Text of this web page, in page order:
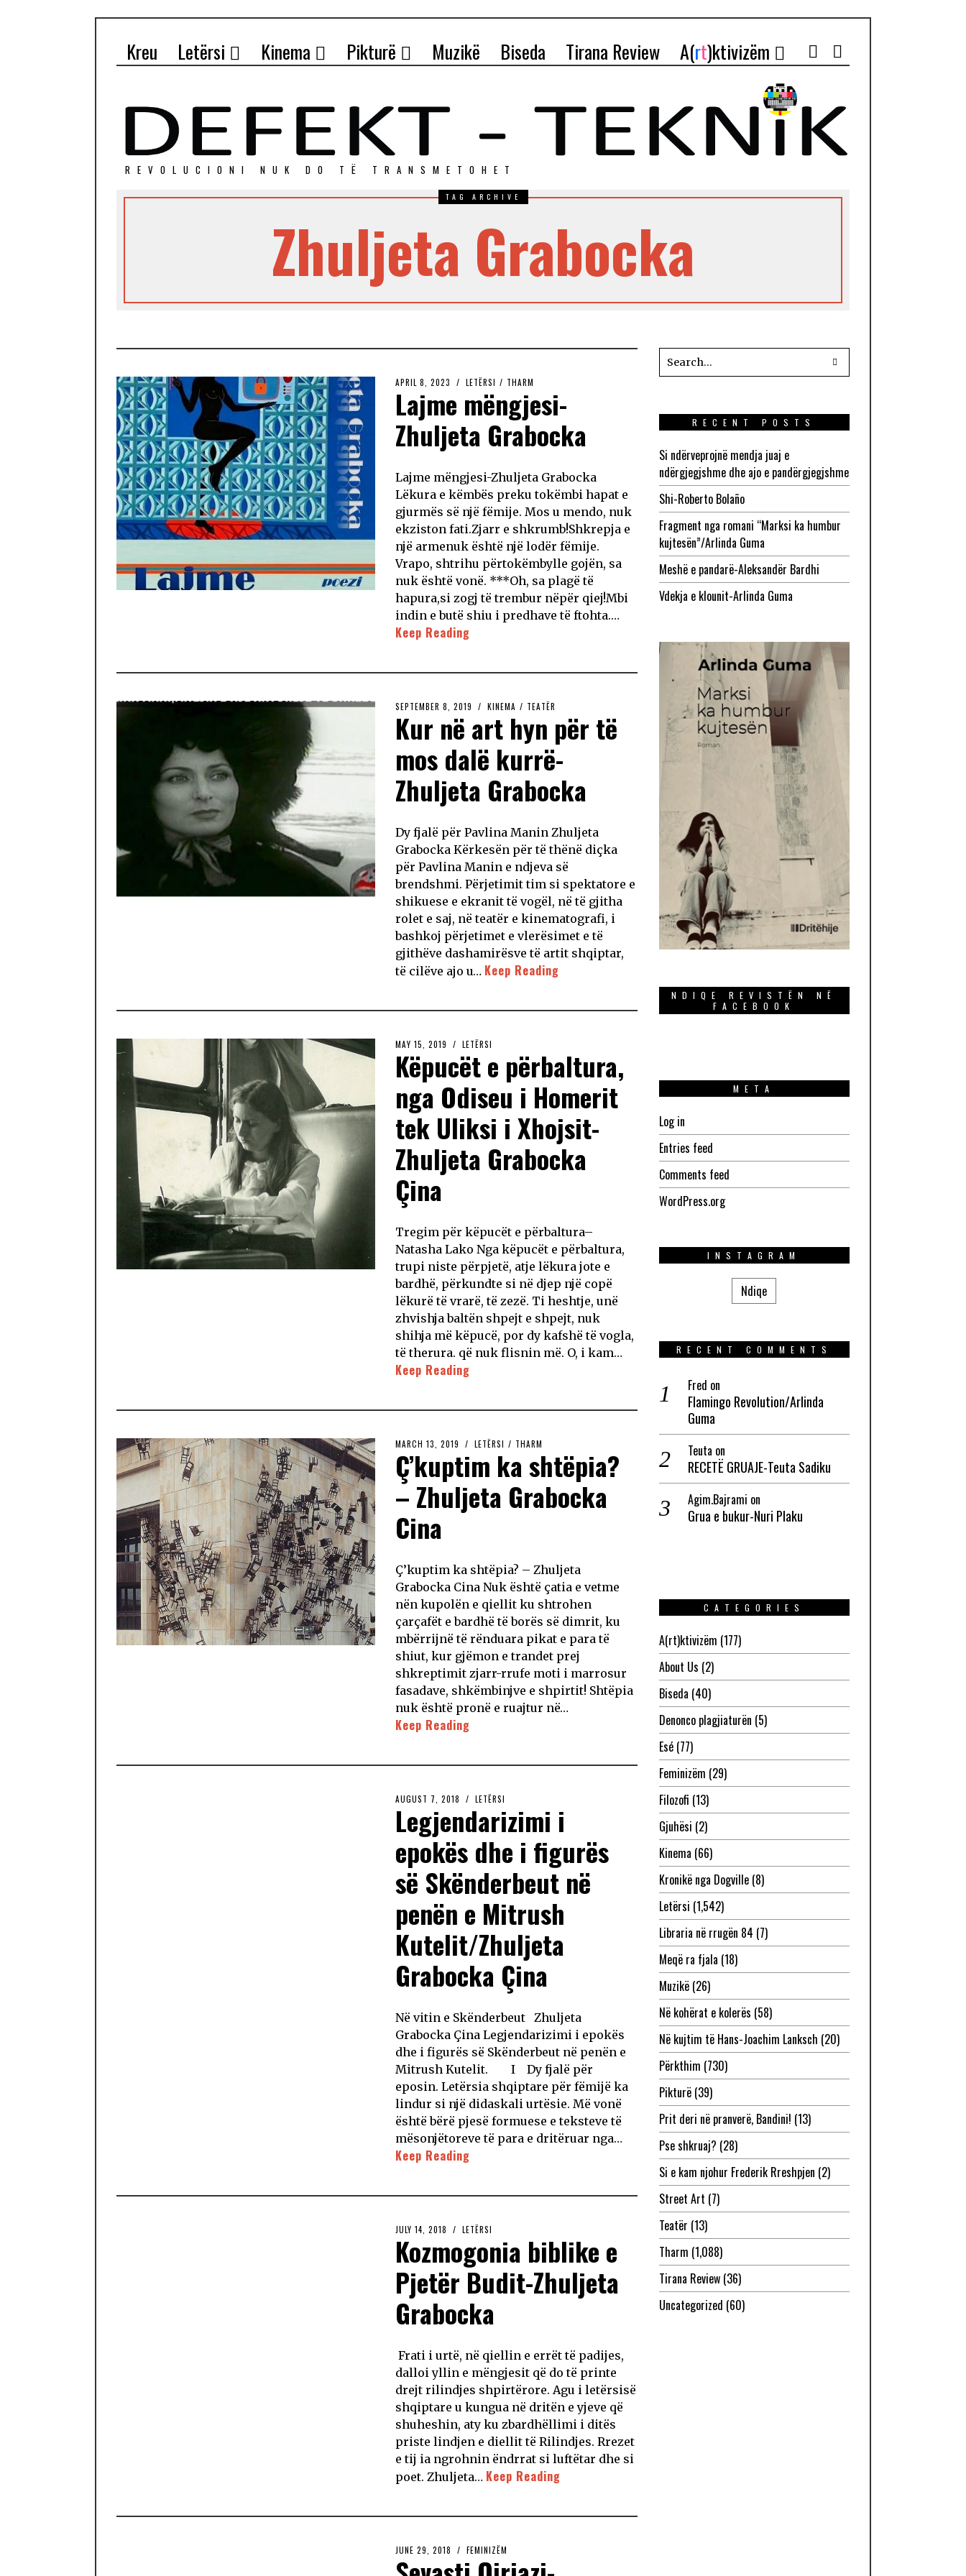
Kreu Letërsi Kinema Pikturë Muzikë Biseda Tirana Review A(rt)ktivizëm
REVOLUCIONI NUK DO TЁ TRANSMETOHET
TAG ARCHIVE
Zhuljeta Grabocka
APRIL 8, 2023 LETËRSI / THARM
Lajme mëngjesi-
Zhuljeta Grabocka
Lajme mëngjesi-Zhuljeta Grabocka
Lëkura e këmbës preku tokëmbi hapat e
gjurmës së një fëmije. Mos u mendo, nuk
ekziston fati.Zjarr e shkrumb!Shkrepja e
një armenuk është një lodër fëmije.
Vrapo, shtrihu përtokëmbylle gojën, sa
nuk është vonë. ***Oh, sa plagë të
hapura,si zogj të trembur nëpër qiej!Mbi
indin e butë shiu i predhave të ftohta.…
Keep Reading
SEPTEMBER 8, 2019 KINEMA / TEATËR
Kur në art hyn për të
mos dalë kurrë-
Zhuljeta Grabocka
Dy fjalë për Pavlina Manin Zhuljeta
Grabocka Kërkesën për të thënë diçka
për Pavlina Manin e ndjeva së
brendshmi. Përjetimit tim si spektatore e
shikuese e ekranit të vogël, në të gjitha
rolet e saj, në teatër e kinematografi, i
bashkoj përjetimet e vlerësimet e të
gjithëve dashamirësve të artit shqiptar,
të cilëve ajo u… Keep Reading
MAY 15, 2019 LETËRSI
Këpucët e përbaltura,
nga Odiseu i Homerit
tek Uliksi i Xhojsit-
Zhuljeta Grabocka
Çina
Tregim për këpucët e përbaltura–
Natasha Lako Nga këpucët e përbaltura,
trupi niste përpjetë, atje lëkura jote e
bardhë, përkundte si në djep një copë
lëkurë të vrarë, të zezë. Ti heshtje, unë
zhvishja baltën shpejt e shpejt, nuk
shihja më këpucë, por dy kafshë të vogla,
të therura. që nuk flisnin më. O, i kam…
Keep Reading
MARCH 13, 2019 LETËRSI / THARM
Ç’kuptim ka shtëpia?
– Zhuljeta Grabocka
Cina
Ç’kuptim ka shtëpia? – Zhuljeta
Grabocka Cina Nuk është çatia e vetme
nën kupolën e qiellit ku shtrohen
çarçafët e bardhë të borës së dimrit, ku
mbërrijnë të rënduara pikat e para të
shiut, kur gjëmon e trandet prej
shkreptimit zjarr-rrufe moti i marrosur
fasadave, shkëmbinjve e shpirtit! Shtëpia
nuk është pronë e ruajtur në…
Keep Reading
AUGUST 7, 2018 LETËRSI
Legjendarizimi i
epokës dhe i figurës
së Skënderbeut në
penën e Mitrush
Kutelit/Zhuljeta
Grabocka Çina
Në vitin e Skënderbeut Zhuljeta
Grabocka Çina Legjendarizimi i epokës
dhe i figurës së Skënderbeut në penën e
Mitrush Kutelit. I Dy fjalë për
eposin. Letërsia shqiptare për fëmijë ka
lindur si një didaskali urtësie. Më vonë
është bërë pjesë formuese e teksteve të
mësonjëtoreve të para e dritëruar nga…
Keep Reading
JULY 14, 2018 LETËRSI
Kozmogonia biblike e
Pjetër Budit-Zhuljeta
Grabocka
Frati i urtë, në qiellin e errët të padijes,
dalloi yllin e mëngjesit që do të printe
drejt rilindjes shpirtërore. Agu i letërsisë
shqiptare u kungua në dritën e yjeve që
shuheshin, aty ku zbardhëllimi i ditës
priste lindjen e diellit të Rilindjes. Rrezet
e tij ia ngrohnin ëndrrat si luftëtar dhe si
poet. Zhuljeta… Keep Reading
JUNE 29, 2018 FEMINIZËM
RECENT POSTS
Si ndërveprojnë mendja juaj e
ndërgjegjshme dhe ajo e pandërgjegjshme
Shi-Roberto Bolaño
Fragment nga romani “Marksi ka humbur
kujtesën”/Arlinda Guma
Meshë e pandarë-Aleksandër Bardhi
Vdekja e klounit-Arlinda Guma
NDIQE REVISTËN NË
FACEBOOK
META
Log in
Entries feed
Comments feed
WordPress.org
INSTAGRAM
Ndiqe
RECENT COMMENTS
Fred on
Flamingo Revolution/Arlinda
Guma
Teuta on
RECETË GRUAJE-Teuta Sadiku
Agim.Bajrami on
Grua e bukur-Nuri Plaku
CATEGORIES
A(rt)ktivizëm (177)
About Us (2)
Biseda (40)
Denonco plagjiaturën (5)
Esé(77)
Feminizëm (29)
Filozofi (13)
Gjuhësi (2)
Kinema (66)
Kronikë nga Dogville(8)
Letërsi (1,542)
Libraria në rrugën 84 (7)
Meqë ra fjala (18)
Muzikë(26)
Në kohërat e kolerës (58)
Në kujtim të Hans-Joachim Lanksch (20)
Përkthim (730)
Pikturë(39)
Prit deri në pranverë, Bandini! (13)
Pse shkruaj? (28)
Si e kam njohur Frederik Rreshpjen (2)
Street Art (7)
Teatër (13)
Tharm (1,088)
Tirana Review(36)
Uncategorized (60)